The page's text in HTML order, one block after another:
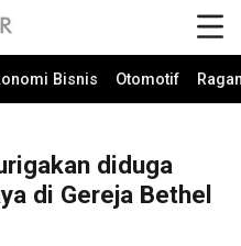
Bisnis Otomotif
diduga
di Gereja Bethel